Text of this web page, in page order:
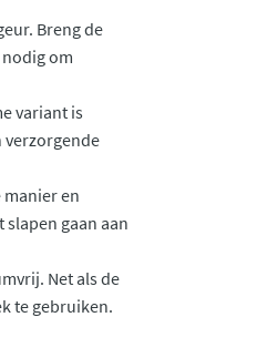
Breng de
om
variant is
verzorgende
en
gaan aan
Net als de
te gebruiken.